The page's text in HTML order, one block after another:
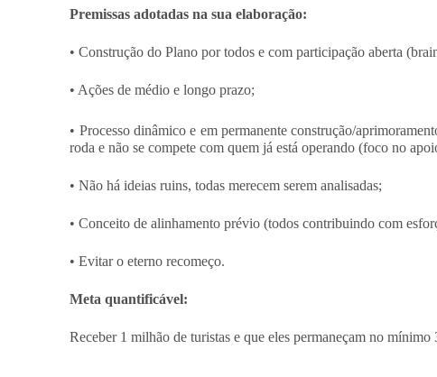
Premissas adotadas na sua elaboração:
• Construção do Plano por todos e com participação aberta
• Ações de médio e longo prazo;
• Processo dinâmico e em permanente construção/
roda e não se compete com quem já está operando (foco no
• Não há ideias ruins, todas merecem serem analisadas;
• Conceito de alinhamento prévio (todos contribuindo com
• Evitar o eterno recomeço.
Meta quantificável:
Receber 1 milhão de turistas e que eles permaneçam no mínimo